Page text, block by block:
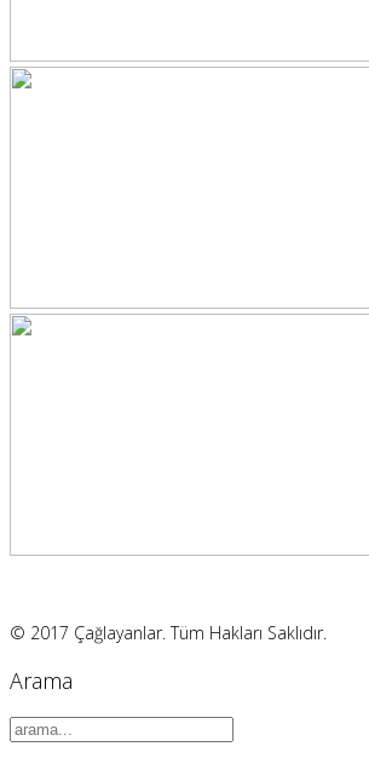
© 2017 Çağlayanlar. Tüm Hakları Saklıdır.
Arama